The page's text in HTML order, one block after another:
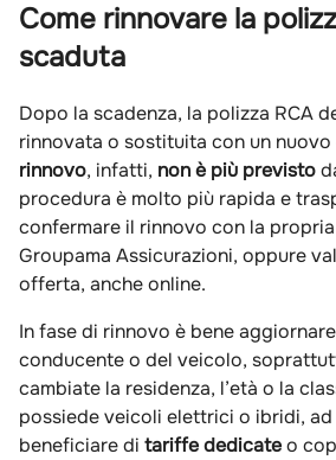
Come rinnovare la
scaduta
Dopo la scadenza, la polizza RCA
rinnovata o sostituita con un
rinnovo, infatti, non è più previsto
procedura è molto più rapida e
confermare il rinnovo con la
Groupama Assicurazioni, oppure
offerta, anche online.
In fase di rinnovo è bene
conducente o del veicolo,
cambiate la residenza, l’età o la
possiede veicoli elettrici o ibridi, ad
beneficiare di tariffe dedicateo